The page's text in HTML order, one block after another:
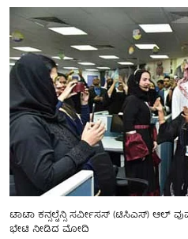
ಟಾಟಾ ಕನ್ಸಲ್ಟೆನ್ಸಿ ಸರ್ವೀಸಸ್ (ಟಿಸಿಎಸ್)
ಭೇಟಿ ನೀಡಿದ ಮೋದಿ